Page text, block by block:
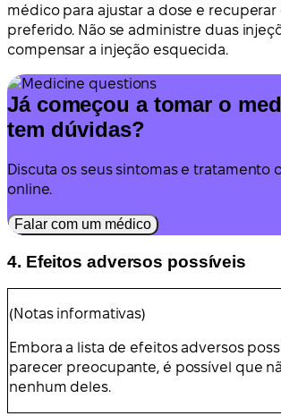
médico para ajustar a dose e recuperar
preferido. Não se administre duas
compensar a injeção esquecida.
Já começou a tomar o
tem dúvidas?
Discuta os seus sintomas e tratamento
online.
Falar com um médico
4. Efeitos adversos possíveis
(Notas informativas)
Embora a lista de efeitos adversos
parecer preocupante, é possível que
nenhum deles.